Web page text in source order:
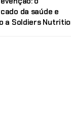
da saúde e
a Soldiers